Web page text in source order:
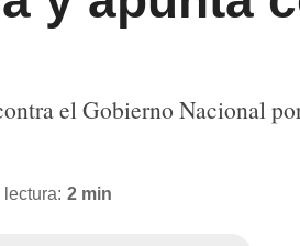
el Gobierno Nacional
2 min